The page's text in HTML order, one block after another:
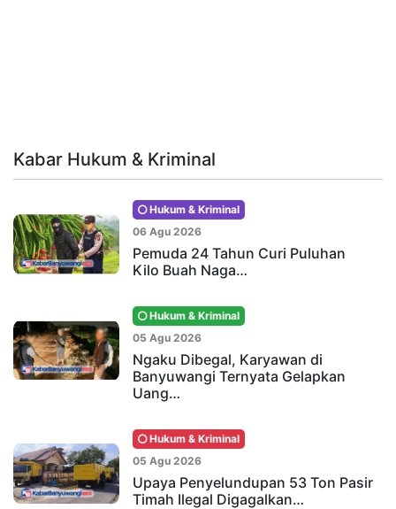
Kabar Hukum & Kriminal
Hukum & Kriminal
06 Agu 2026
Pemuda 24 Tahun Curi Puluhan
Kilo Buah Naga…
Hukum & Kriminal
05 Agu 2026
Ngaku Dibegal, Karyawan di
Banyuwangi Ternyata Gelapkan
Uang…
Hukum & Kriminal
05 Agu 2026
Upaya Penyelundupan 53 Ton Pasir
Timah Ilegal Digagalkan…